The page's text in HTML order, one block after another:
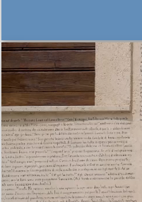
THIS IS A
Lorem ipsum
adipiscing elit, sed
tincidunt ut